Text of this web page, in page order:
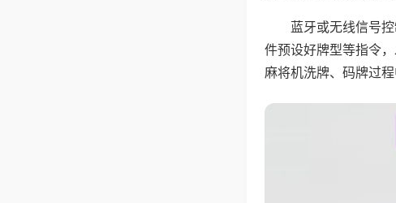
蓝牙或无线信号
件预设好牌型等指令
麻将机洗牌、码牌过